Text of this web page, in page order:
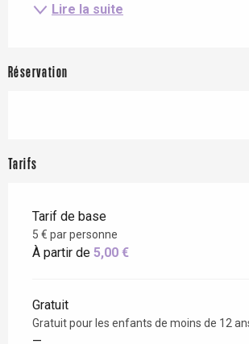
Lire la suite
Réservation
Tarifs
Tarif de base
5 € par personne
À partir de 5,00 €
Gratuit
Gratuit pour les enfants de moins de 12